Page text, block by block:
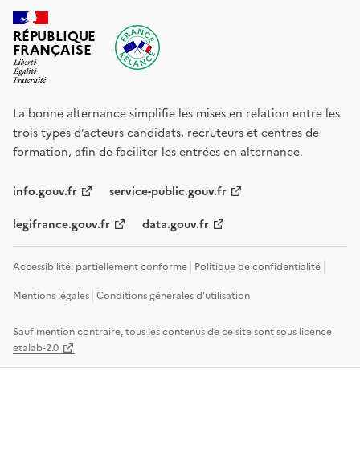
RÉPUBLIQUE
FRANÇAISE
La bonne alternance simplifie les mises en relation entre les
trois types d’acteurs candidats, recruteurs et centres de
formation, afin de faciliter les entrées en alternance.
info.gouv.fr service-public.gouv.fr
legifrance.gouv.fr data.gouv.fr
Accessibilité: partiellement conforme Politique de confidentialité
Mentions légales Conditions générales d'utilisation
Sauf mention contraire, tous les contenus de ce site sont sous licence
etalab-2.0